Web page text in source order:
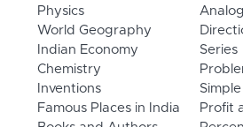
Physics
World Geography
Indian Economy
Chemistry
Inventions
Famous Places in India
Series
Profit